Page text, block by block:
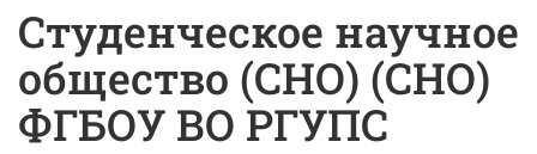
Студенческое научное
общество (СНО) (СНО)
ФГБОУ ВО РГУПС